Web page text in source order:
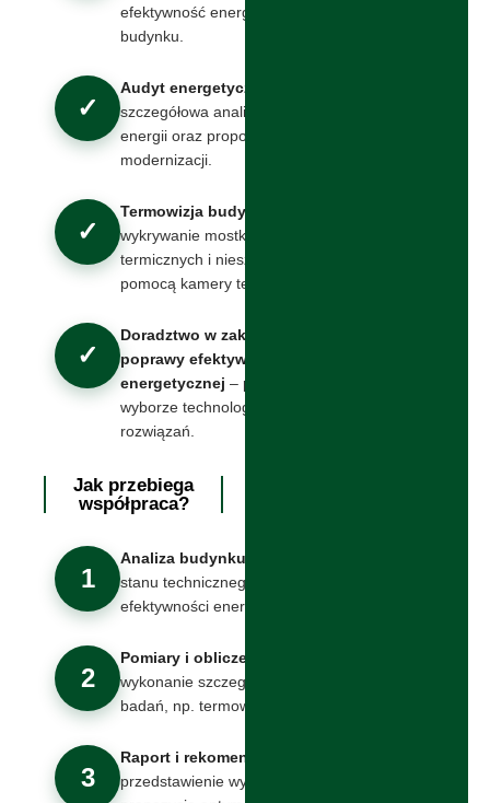
efektywność energetyczną
budynku.
✓
Audyt energetyczny
szczegółowa analiza zużycia
energii oraz propozycje
modernizacji.
✓
Termowizja budynków
wykrywanie mostków
termicznych i nieszczelności za
pomocą kamery termowizyjnej.
✓
Doradztwo w zakresie
poprawy efektywności
energetycznej – pomoc w
wyborze technologii i
rozwiązań.
Jak przebiega
współpraca?
1
Analiza budynku
stanu technicznego i
efektywności energetycznej.
2
Pomiary i obliczenia
wykonanie szczegółowych
badań, np. termowizji.
3
Raport i rekomendacje
przedstawienie wyników oraz